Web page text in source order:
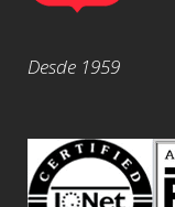
Desde 1959